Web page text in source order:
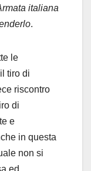
italiana
.
le
tiro di
riscontro
di
e
in questa
non si
ed